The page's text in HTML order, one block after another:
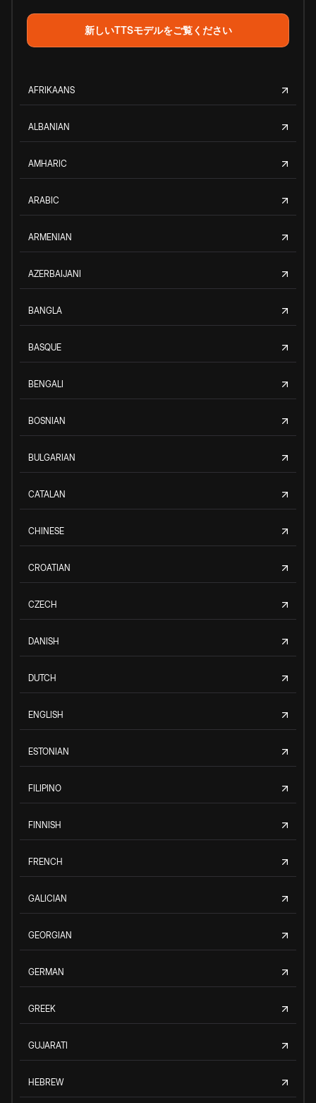
新しいTTSモデルをご覧ください
AFRIKAANS
ALBANIAN
AMHARIC
ARABIC
ARMENIAN
AZERBAIJANI
BANGLA
BASQUE
BENGALI
BOSNIAN
BULGARIAN
CATALAN
CHINESE
CROATIAN
CZECH
DANISH
DUTCH
ENGLISH
ESTONIAN
FILIPINO
FINNISH
FRENCH
GALICIAN
GEORGIAN
GERMAN
GREEK
GUJARATI
HEBREW